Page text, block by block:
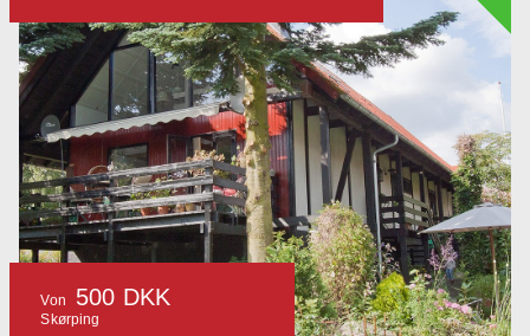
Von 500 DKK
Skørping